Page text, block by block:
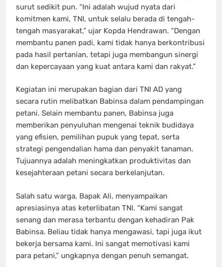
surut sedikit pun. “Ini adalah wujud nyata dari
komitmen kami, TNI, untuk selalu berada di tengah-
tengah masyarakat,” ujar Kopda Hendrawan. “Dengan
membantu panen padi, kami tidak hanya berkontribusi
pada hasil pertanian, tetapi juga membangun sinergi
dan kepercayaan yang kuat antara kami dan rakyat.”
Kegiatan ini merupakan bagian dari TNI AD yang
secara rutin melibatkan Babinsa dalam pendampingan
petani. Selain membantu panen, Babinsa juga
memberikan penyuluhan mengenai teknik budidaya
yang efisien, pemilihan pupuk yang tepat, serta
strategi pengendalian hama dan penyakit tanaman.
Tujuannya adalah meningkatkan produktivitas dan
kesejahteraan petani secara berkelanjutan.
Salah satu warga, Bapak Ali, menyampaikan
apresiasinya atas keterlibatan TNI. “Kami sangat
senang dan merasa terbantu dengan kehadiran Pak
Babinsa. Beliau tidak hanya mengawasi, tapi juga ikut
bekerja bersama kami. Ini sangat memotivasi kami
para petani,” ungkapnya dengan penuh semangat.